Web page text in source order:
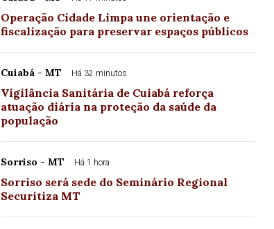
Operação Cidade Limpa une orientação e
fiscalização para preservar espaços públicos
Cuiabá - MT Há 32 minutos
Vigilância Sanitária de Cuiabá reforça
atuação diária na proteção da saúde da
população
Sorriso - MT Há 1 hora
Sorriso será sede do Seminário Regional
Securitiza MT